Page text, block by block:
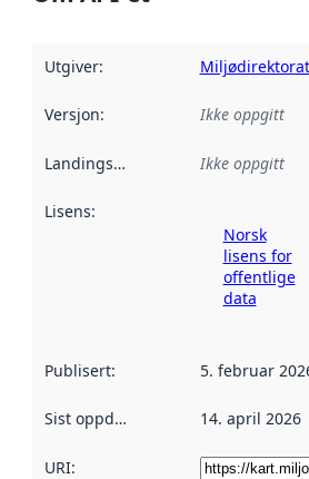
Utgiver:
Versjon: Ikke oppgitt
Landingsside Ikke oppgitt
Lisens:
Norsk
lisens for
offentlige
data
Publisert: 5. februar
Sist oppdatert 14. april 2026
URI: